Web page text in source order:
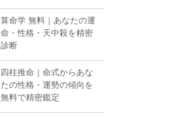
算命学 無料｜あなたの運
命・性格・天中殺を精密
診断
四柱推命｜命式からあな
たの性格・運勢の傾向を
無料で精密鑑定